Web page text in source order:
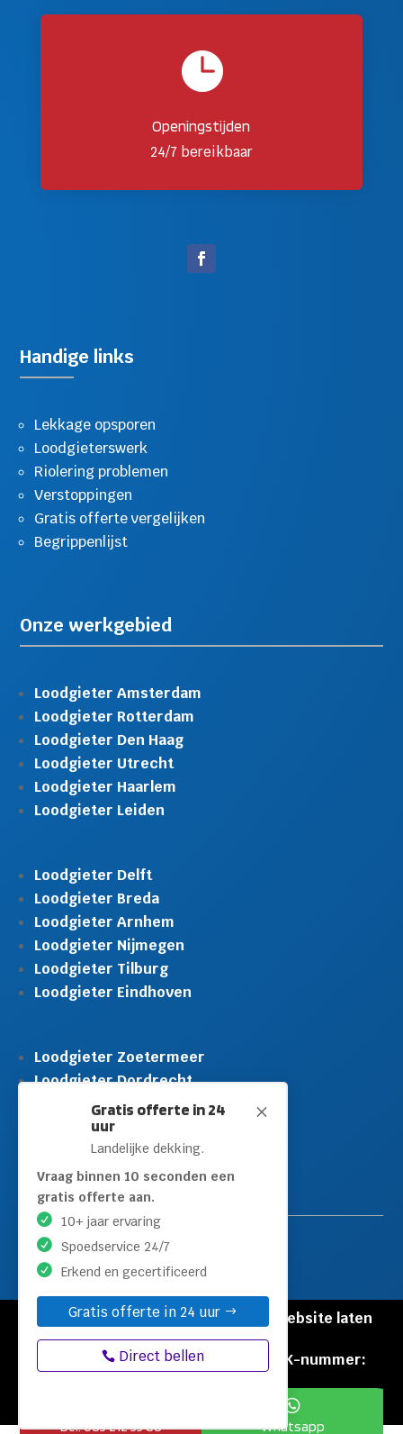

Openingstijden
24/7 bereikbaar
M
Gratis offerte in 24
uur
Landelijke dekking.
Vraag binnen 10 seconden een
gratis offerte aan.
10+ jaar ervaring
Spoedservice 24/7
Erkend en gecertificeerd
Gratis offerte in 24 uur
Direct bellen
Handige links
Lekkage opsporen
Loodgieterswerk
Riolering problemen
Verstoppingen
Gratis offerte vergelijken
Begrippenlijst
Onze werkgebied
Loodgieter Amsterdam
Loodgieter Rotterdam
Loodgieter Den Haag
Loodgieter Utrecht
Loodgieter Haarlem
Loodgieter Leiden
Loodgieter Delft
Loodgieter Breda
Loodgieter Arnhem
Loodgieter Nijmegen
Loodgieter Tilburg
Loodgieter Eindhoven
Loodgieter Zoetermeer
Loodgieter Dordrecht
Loodgieter Rijswijk
Loodgieter Schiedam
Loodgieter Leidschendam
Loodgieter Hilversum
© Copyright Loodgieters Kwartier |
Website laten
maken door Flexamedia
Privacyverklaring|Disclaimer
KVK-nummer:
Bel: 085 212 55 88

Whatsapp